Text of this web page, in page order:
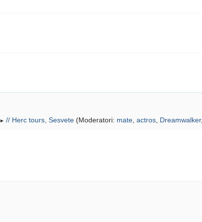
► // Herc tours, Sesvete (Moderatori: mate actros Dreamwalker,